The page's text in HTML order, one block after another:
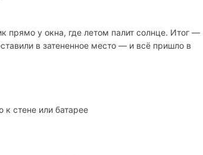
прямо у окна, где летом палит солнце. Итог —
в затененное место — и всё пришло в
к стене или батарее